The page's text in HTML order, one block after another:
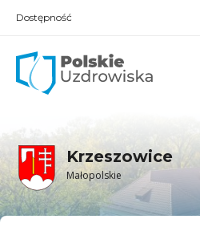
Dostępność
Krzeszowice
Małopolskie